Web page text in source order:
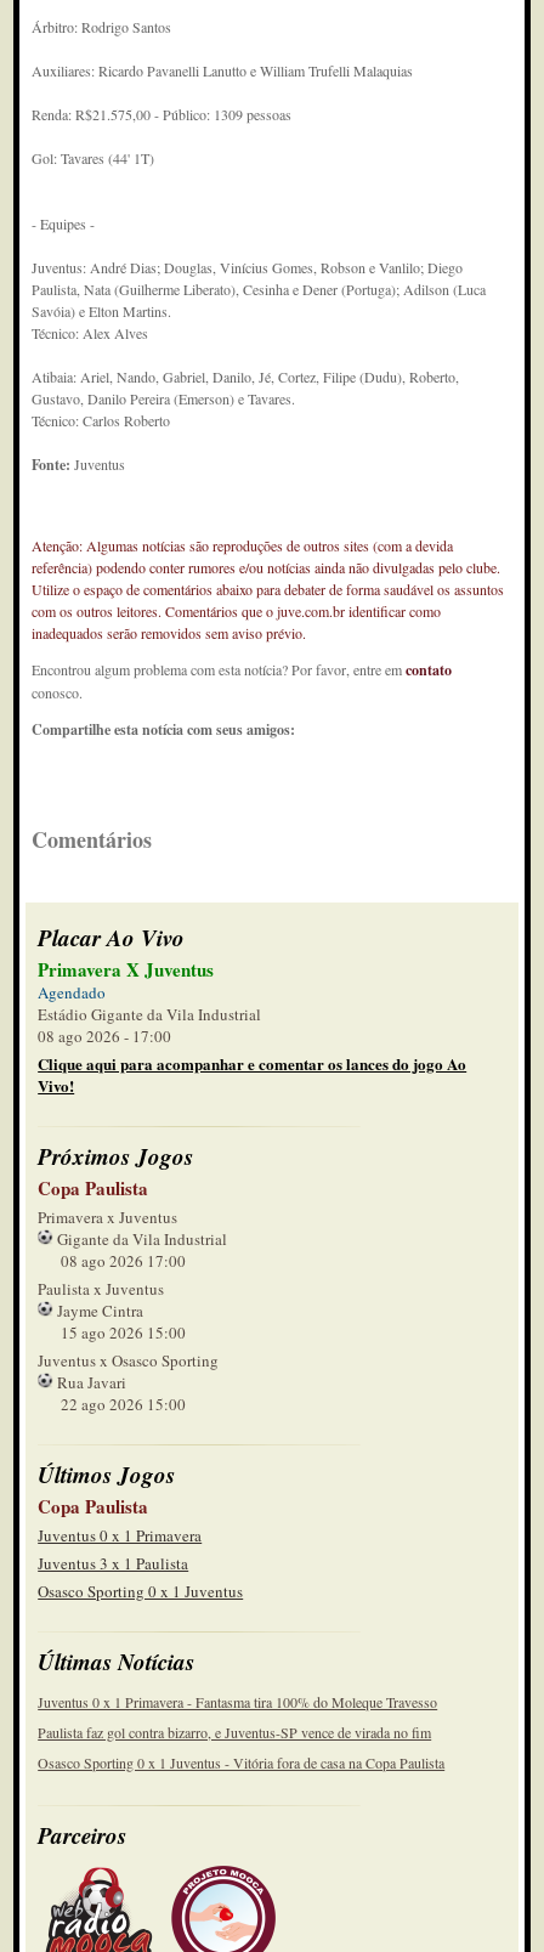
Árbitro: Rodrigo Santos
Auxiliares: Ricardo Pavanelli Lanutto e William Trufelli Malaquias
Renda: R$21.575,00 - Público: 1309 pessoas
Gol: Tavares (44' 1T)
- Equipes -
Juventus: André Dias; Douglas, Vinícius Gomes, Robson e Vanlilo; Diego
Paulista, Nata (Guilherme Liberato), Cesinha e Dener (Portuga); Adilson (Luca
Savóia) e Elton Martins.
Técnico: Alex Alves
Atibaia: Ariel, Nando, Gabriel, Danilo, Jé, Cortez, Filipe (Dudu), Roberto,
Gustavo, Danilo Pereira (Emerson) e Tavares.
Técnico: Carlos Roberto
Fonte:Juventus
Atenção: Algumas notícias são reproduções de outros sites (com a devida
referência) podendo conter rumores e/ou notícias ainda não divulgadas pelo clube.
Utilize o espaço de comentários abaixo para debater de forma saudável os assuntos
com os outros leitores. Comentários que o juve.com.br identificar como
inadequados serão removidos sem aviso prévio.
Encontrou algum problema com esta notícia? Por favor, entre emcontato
conosco.
Compartilhe esta notícia com seus amigos:
Comentários
Placar Ao Vivo
Primavera X Juventus
Agendado
Estádio Gigante da Vila Industrial
08 ago 2026 - 17:00
Clique aqui para acompanhar e comentar os lances do jogo Ao
Vivo!
Próximos Jogos
Copa Paulista
Primavera x Juventus
Gigante da Vila Industrial
08 ago 2026 17:00
Paulista x Juventus
Jayme Cintra
15 ago 2026 15:00
Juventus x Osasco Sporting
Rua Javari
22 ago 2026 15:00
Últimos Jogos
Copa Paulista
Juventus 0 x 1 Primavera
Juventus 3 x 1 Paulista
Osasco Sporting 0 x 1 Juventus
Últimas Notícias
Juventus 0 x 1 Primavera - Fantasma tira 100% do Moleque Travesso
Paulista faz gol contra bizarro, e Juventus-SP vence de virada no fim
Osasco Sporting 0 x 1 Juventus - Vitória fora de casa na Copa Paulista
Parceiros